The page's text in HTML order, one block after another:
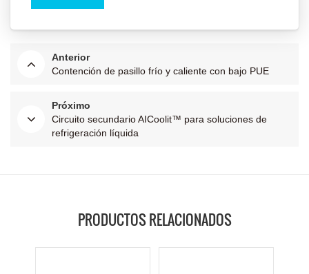
Anterior
Contención de pasillo frío y caliente con bajo PUE
Próximo
Circuito secundario AICoolit™ para soluciones de
refrigeración líquida
PRODUCTOS RELACIONADOS